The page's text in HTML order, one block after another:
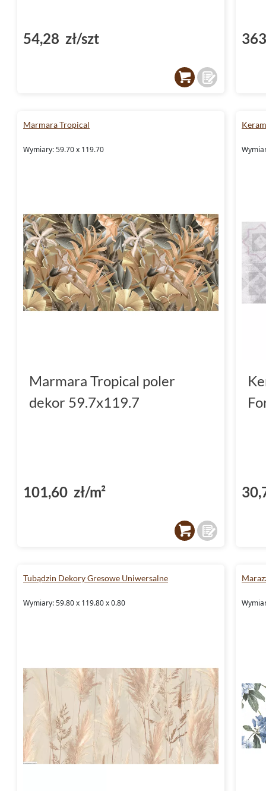
54,28 zł/szt
Marmara Tropical
Wymiary: 59.70 x 119.70
Marmara Tropical poler
dekor 59.7x119.7
101,60 zł/m²
Tubądzin Dekory Gresowe Uniwersalne
Wymiary: 59.80 x 119.80 x 0.80